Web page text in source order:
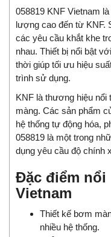
058819 KNF Vietnam
lượng cao đến từ KNF.
các yêu cầu khắt khe
nhau. Thiết bị nổi bật
thời giúp tối ưu hiệu
trình sử dụng.
KNF là thương hiệu nổi
màng. Các sản phẩm
hệ thống tự động hóa,
058819 là một trong
dụng yêu cầu độ chính
Đặc điểm nổi
Vietnam
Thiết kế bơm
nhiều hệ thống.